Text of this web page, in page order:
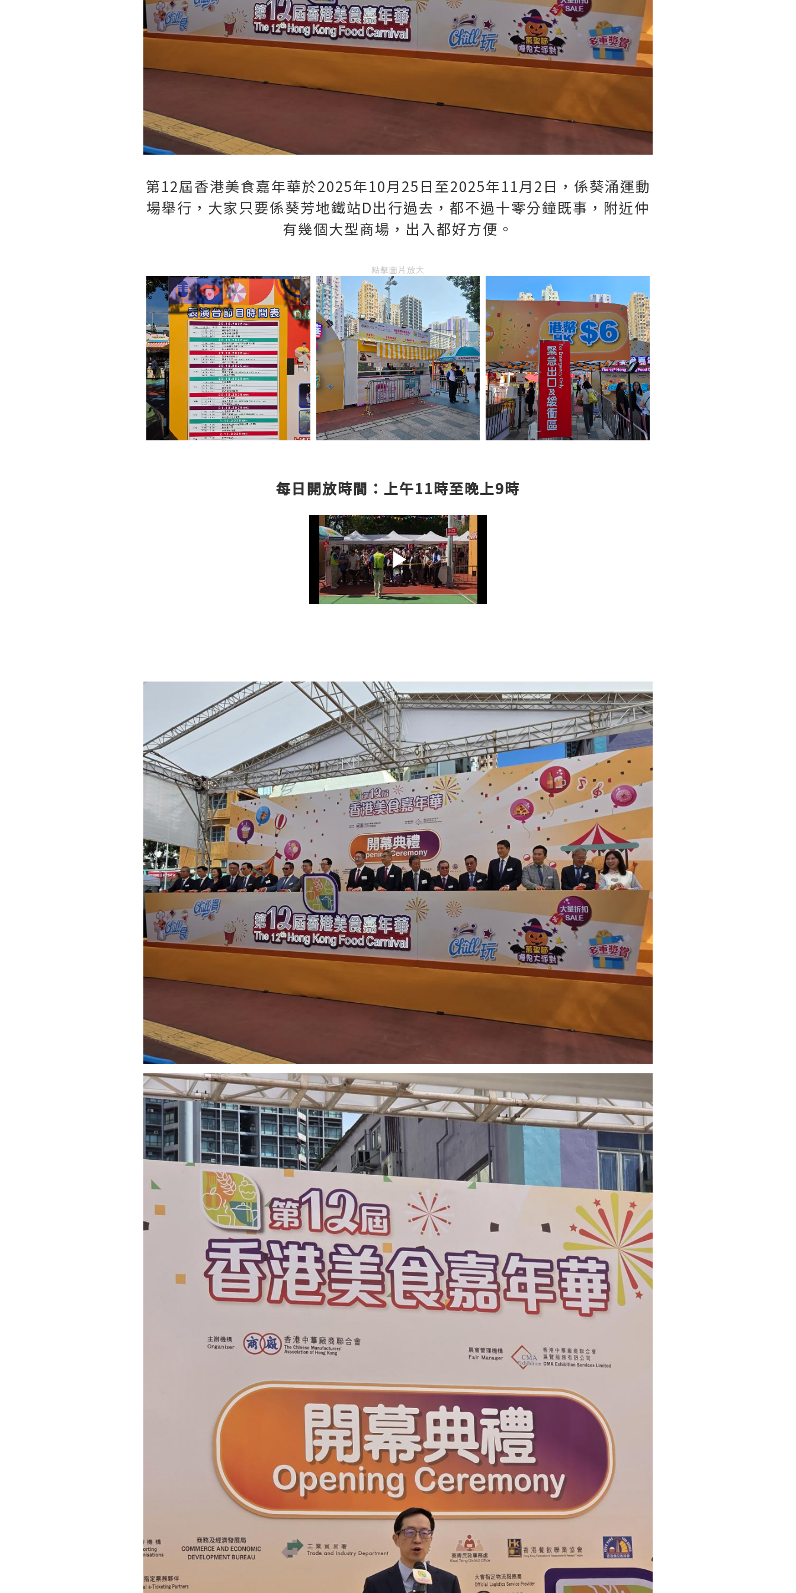
第12屆香港美食嘉年華於2025年10月25日至2025年11月2日，係葵涌運動
場舉行，大家只要係葵芳地鐵站D出行過去，都不過十零分鐘既事，附近仲
有幾個大型商場，出入都好方便。
點擊圖片放大
每日開放時間：上午11時至晚上9時